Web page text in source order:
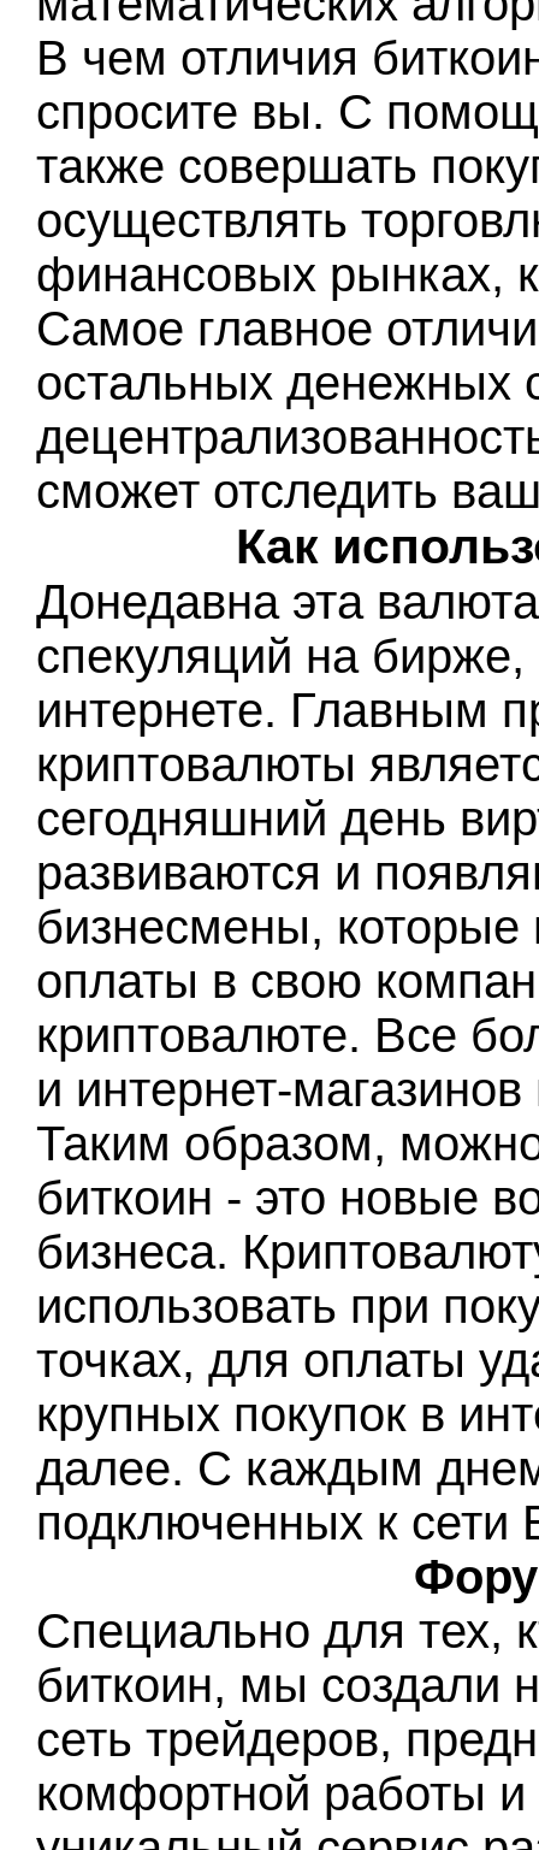
В чем отличия
спросите вы. С
также совершать
осуществлять
финансовых рынках,
Самое главное
остальных денежных
сможет отследить
Как
Донедавна эта
спекуляций на
интернете. Главным
криптовалюты
сегодняшний день
развиваются и
бизнесмены, которые
оплаты в свою
криптовалюте. Все
и интернет-
Таким образом,
биткоин - это новые
бизнеса.
использовать при
точках, для оплаты
крупных покупок в
далее. С каждым
подключенных к сети
Специально для тех,
биткоин, мы создали
сеть трейдеров,
комфортной работы